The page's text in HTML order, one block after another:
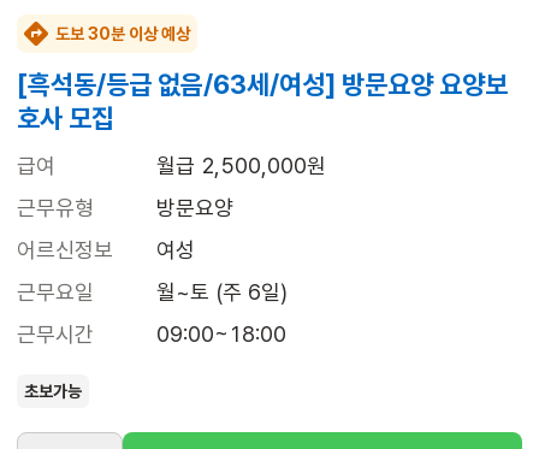
도보 30분 이상 예상
[흑석동/등급 없음/63세/여성] 방문요양 요양보
호사 모집
급여
월급 2,500,000원
근무유형
방문요양
어르신정보
여성
근무요일
월~토 (주 6일)
근무시간
09:00~18:00
초보가능